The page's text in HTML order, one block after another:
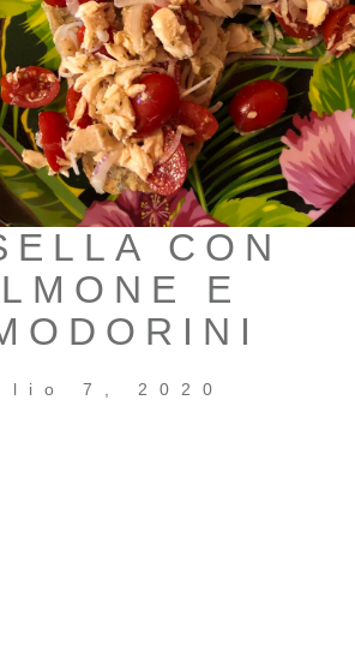
CON
E
7, 2020